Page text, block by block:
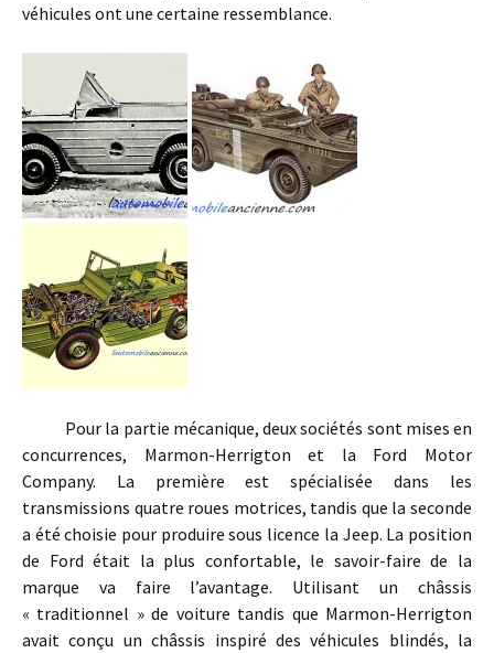
véhicules ont une certaine ressemblance.
Pour la partie mécanique, deux sociétés sont mises en
concurrences, Marmon-Herrigton et la Ford Motor
Company. La première est spécialisée dans les
transmissions quatre roues motrices, tandis que la seconde
a été choisie pour produire sous licence la Jeep. La position
de Ford était la plus confortable, le savoir-faire de la
marque va faire l’avantage. Utilisant un châssis
« traditionnel » de voiture tandis que Marmon-Herrigton
avait conçu un châssis inspiré des véhicules blindés, la